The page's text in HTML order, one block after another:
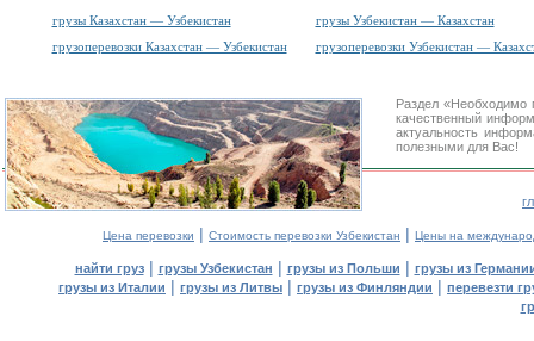
грузы Казахстан — Узбекистан
грузы Узбекистан — Казахстан
грузоперевозки Казахстан — Узбекистан
грузоперевозки Узбекистан —
Раздел «Необходимо
качественный
актуальность
полезными для Вас!
Цена перевозки | Стоимость перевозки Узбекистан | Цены на
найти груз| грузы Узбекистан | грузы из Польши | грузы из
грузы из Италии | грузы из Литвы | грузы из Финляндии | перевезти